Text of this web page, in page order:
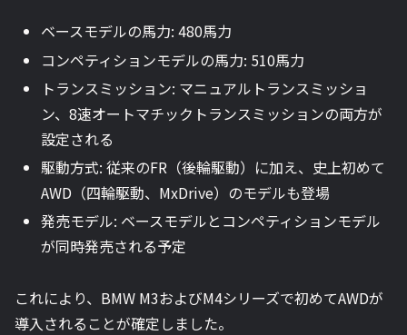
ベースモデルの馬力: 480馬力
コンペティションモデルの馬力: 510馬力
トランスミッション: マニュアルトランスミッショ
ン、8速オートマチックトランスミッションの両方が
設定される
駆動方式: 従来のFR（後輪駆動）に加え、史上初めて
AWD（四輪駆動、MxDrive）のモデルも登場
発売モデル: ベースモデルとコンペティションモデル
が同時発売される予定
これにより、BMW M3およびM4シリーズで初めてAWDが
導入されることが確定しました。